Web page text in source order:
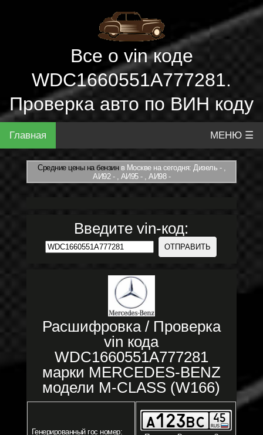
Все о vin коде
WDC1660551A777281.
Проверка авто по ВИН коду
Главная МЕНЮ ☰
Средние цены на бензинв Москве на сегодня: Дизель - ,
АИ92 - , АИ95 - , АИ98 -
Введите vin-код:
Расшифровка / Проверка
vin кода
WDC1660551A777281
марки MERCEDES-BENZ
модели M-CLASS (W166)
Генерированный гос номер: